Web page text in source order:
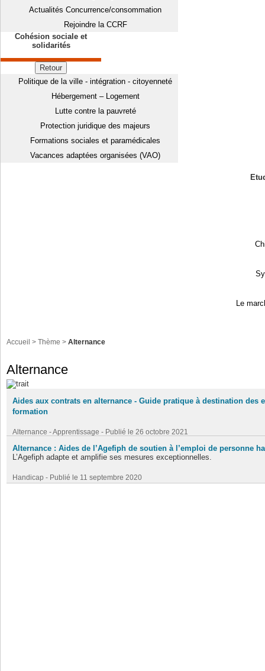
Actualités Concurrence/consommation
Rejoindre la CCRF
Cohésion sociale et
solidarités
Retour
Politique de la ville - intégration - citoyenneté
Hébergement – Logement
Lutte contre la pauvreté
Protection juridique des majeurs
Formations sociales et paramédicales
Vacances adaptées organisées (VAO)
Le
Accueil > Thème > Alternance
Alternance
Aides aux contrats en alternance - Guide pratique à destination des
formation
Alternance - Apprentissage - Publié le 26 octobre 2021
Alternance : Aides de l’Agefiph de soutien à l’emploi de personne
L’Agefiph adapte et amplifie ses mesures exceptionnelles.
Handicap - Publié le 11 septembre 2020
+ Lire la suite